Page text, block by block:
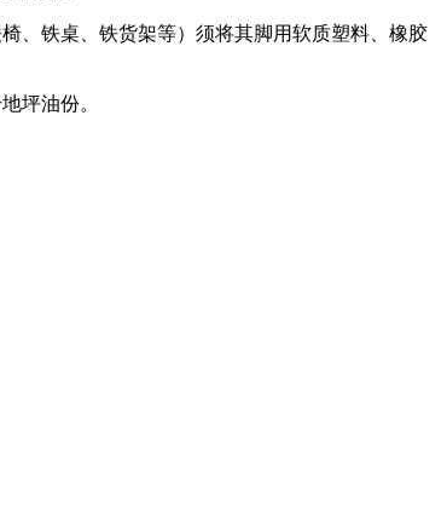
、铁桌、铁货架等）须将其脚用软质塑料、橡胶
坪油份。